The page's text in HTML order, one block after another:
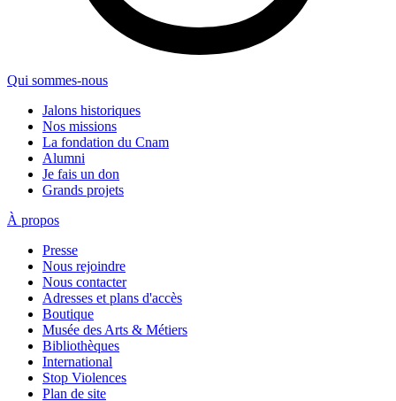
Qui sommes-nous
Jalons historiques
Nos missions
La fondation du Cnam
Alumni
Je fais un don
Grands projets
À propos
Presse
Nous rejoindre
Nous contacter
Adresses et plans d'accès
Boutique
Musée des Arts & Métiers
Bibliothèques
International
Stop Violences
Plan de site